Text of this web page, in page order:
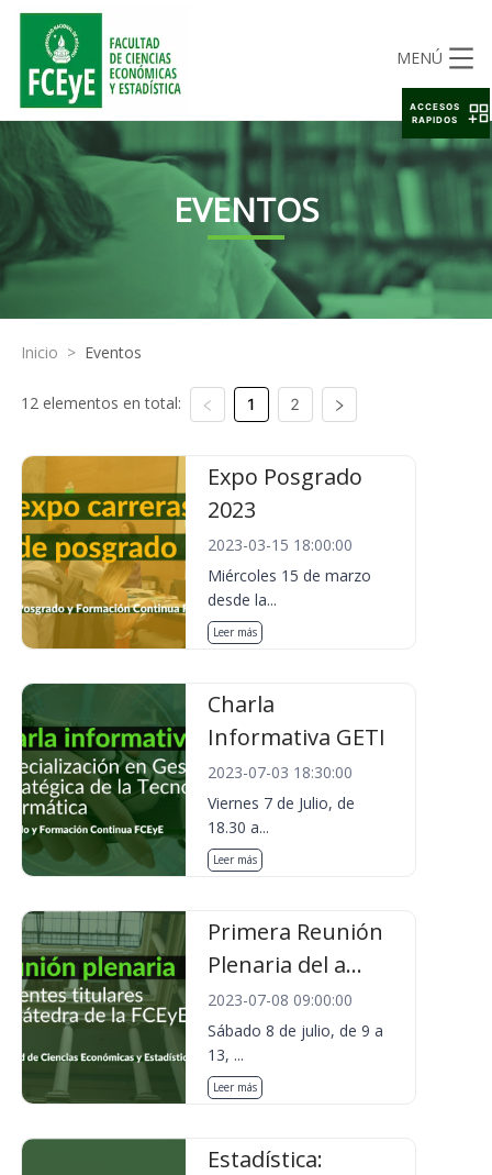
MENÚ
EVENTOS
Inicio > Eventos
12 elementos en total: 1 2
Expo Posgrado
2023
2023-03-15 18:00:00
Miércoles 15 de marzo
desde la...
Leer más
Charla
Informativa GETI
2023-07-03 18:30:00
Viernes 7 de Julio, de
18.30 a...
Leer más
Primera Reunión
Plenaria del a...
2023-07-08 09:00:00
Sábado 8 de julio, de 9 a
13, ...
Leer más
Estadística:
ACCESOS
RAPIDOS